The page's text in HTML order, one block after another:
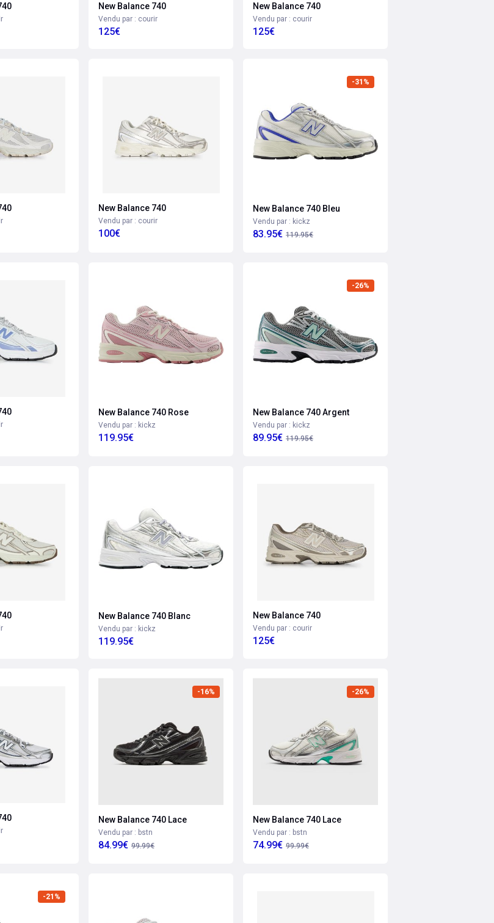
New Balance 740
Vendu par : courir
125€
New Balance 740
Vendu par : courir
125€
New Balance 740
Vendu par : courir
100€
-31%
New Balance 740 Bleu
Vendu par : kickz
83.95€ 119.95€
New Balance 740 Rose
Vendu par : kickz
119.95€
-26%
New Balance 740 Argent
Vendu par : kickz
89.95€ 119.95€
New Balance 740 Blanc
Vendu par : kickz
119.95€
New Balance 740
Vendu par : courir
125€
-16%
New Balance 740 Lace
Vendu par : bstn
84.99€ 99.99€
-26%
New Balance 740 Lace
Vendu par : bstn
74.99€ 99.99€
-21%